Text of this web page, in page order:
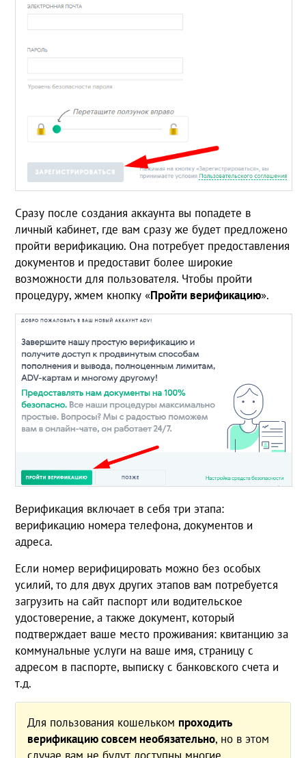
Сразу после создания аккаунта вы попадете в
личный кабинет, где вам сразу же будет предложено
пройти верификацию. Она потребует предоставления
документов и предоставит более широкие
возможности для пользователя. Чтобы пройти
процедуру, жмем кнопку «Пройти верификацию».
Верификация включает в себя три этапа:
верификацию номера телефона, документов и
адреса.
Если номер верифицировать можно без особых
усилий, то для двух других этапов вам потребуется
загрузить на сайт паспорт или водительское
удостоверение, а также документ, который
подтверждает ваше место проживания: квитанцию за
коммунальные услуги на ваше имя, страницу с
адресом в паспорте, выписку с банковского счета и
т.д.
Для пользования кошельком проходить
верификацию совсем необязательно, но в этом